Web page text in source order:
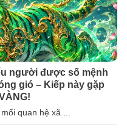
người được số mệnh
gió – Kiếp này gặp
quan hệ xã ...